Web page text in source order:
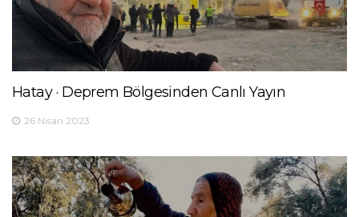
Hatay · Deprem Bölgesinden Canlı Yayın
26 Nisan 2023